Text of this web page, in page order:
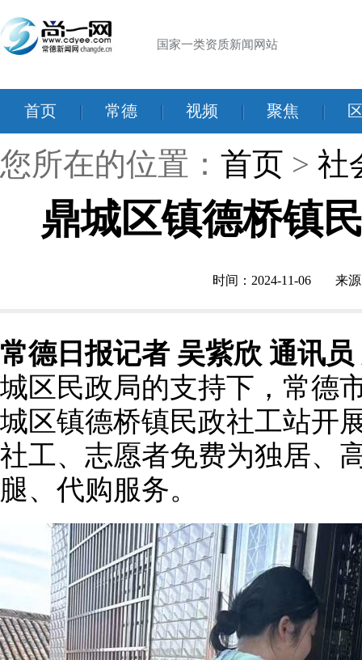
国家一类资质新闻网站
首页 | 常德 | 视频 | 聚焦 |
您所在的位置： 首页 > 社
鼎城区镇德桥镇
时间：2024-11-06 来
常德日报记者 吴紫欣 通讯
城区民政局的支持下，常德
城区镇德桥镇民政社工站开
社工、志愿者免费为独居、
腿、代购服务。